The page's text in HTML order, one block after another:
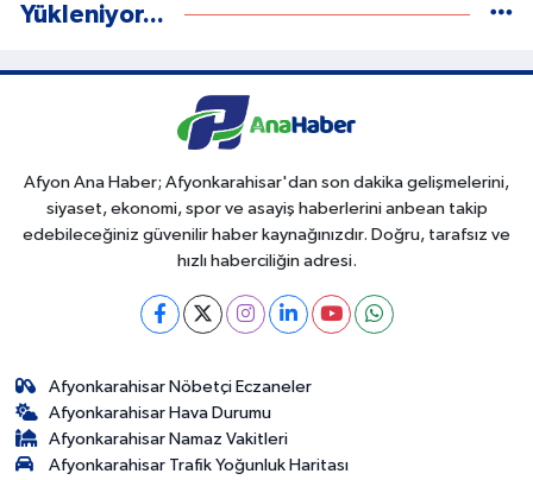
Yükleniyor...
Afyon Ana Haber; Afyonkarahisar'dan son dakika gelişmelerini,
siyaset, ekonomi, spor ve asayiş haberlerini anbean takip
edebileceğiniz güvenilir haber kaynağınızdır. Doğru, tarafsız ve
hızlı haberciliğin adresi.
Afyonkarahisar Nöbetçi Eczaneler
Afyonkarahisar Hava Durumu
Afyonkarahisar Namaz Vakitleri
Afyonkarahisar Trafik Yoğunluk Haritası